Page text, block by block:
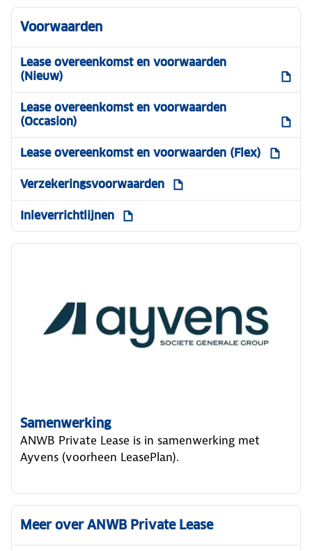
Voorwaarden
Lease overeenkomst en voorwaarden
(Nieuw)
Lease overeenkomst en voorwaarden
(Occasion)
Lease overeenkomst en voorwaarden (Flex)
Verzekeringsvoorwaarden
Inleverrichtlijnen
Samenwerking
ANWB Private Lease is in samenwerking met
Ayvens (voorheen LeasePlan).
Meer over ANWB Private Lease